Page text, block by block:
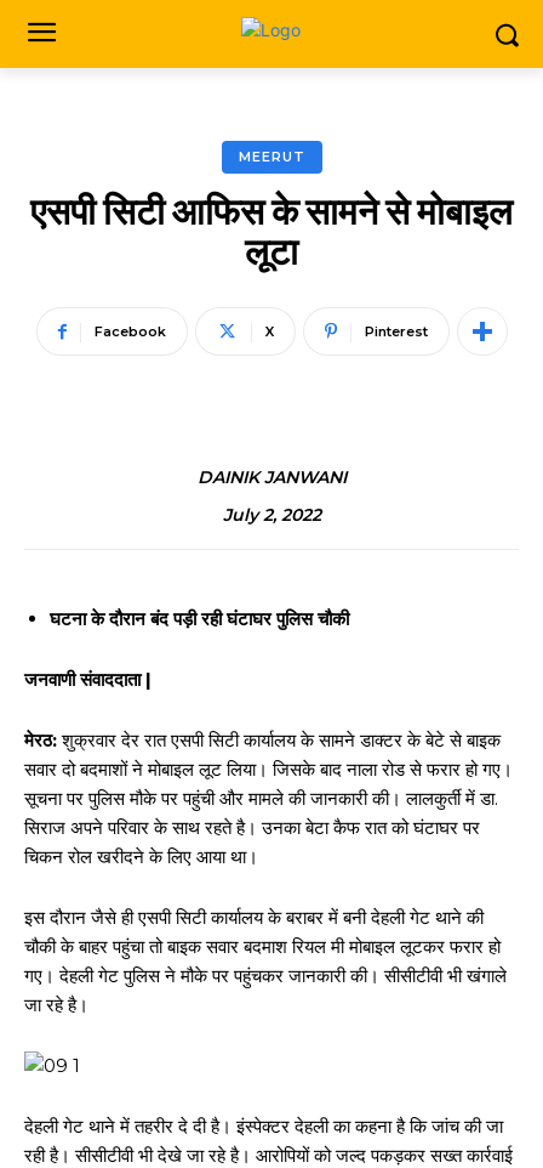
MEERUT
एसपी सिटी आफिस के सामने से मोबाइल
लूटा
Facebook X Pinterest
DAINIK JANWANI
July 2, 2022
घटना के दौरान बंद पड़ी रही घंटाघर पुलिस चौकी
जनवाणी संवाददाता |
मेरठ:शुक्रवार देर रात एसपी सिटी कार्यालय के सामने डाक्टर के बेटे से बाइक
सवार दो बदमाशों ने मोबाइल लूट लिया। जिसके बाद नाला रोड से फरार हो गए।
सूचना पर पुलिस मौके पर पहुंची और मामले की जानकारी की। लालकुर्ती में डा.
सिराज अपने परिवार के साथ रहते है। उनका बेटा कैफ रात को घंटाघर पर
चिकन रोल खरीदने के लिए आया था।
इस दौरान जैसे ही एसपी सिटी कार्यालय के बराबर में बनी देहली गेट थाने की
चौकी के बाहर पहुंचा तो बाइक सवार बदमाश रियल मी मोबाइल लूटकर फरार हो
गए। देहली गेट पुलिस ने मौके पर पहुंचकर जानकारी की। सीसीटीवी भी खंगाले
जा रहे है।
देहली गेट थाने में तहरीर दे दी है। इंस्पेक्टर देहली का कहना है कि जांच की जा
रही है। सीसीटीवी भी देखे जा रहे है। आरोपियों को जल्द पकड़कर सख्त कार्रवाई